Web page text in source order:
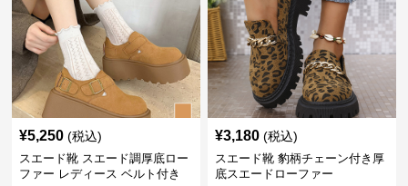
¥5,250 (税込)
スエード靴 スエード調厚底ロー
ファー レディース ベルト付き
¥3,180 (税込)
スエード靴 豹柄チェーン付き厚
底スエードローファー